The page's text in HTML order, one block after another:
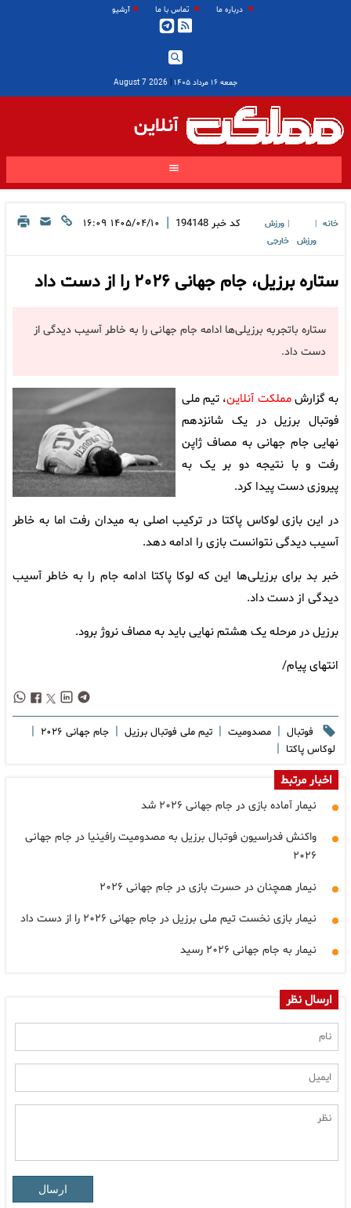
درباره ما تماس با ما آرشیو
جمعه ۱۶ مرداد ۱۴۰۵ |
2026 August 7
آنلاین
خانه
ورزش
ورزش
خارجی
کد خبر 194148
| ۱۴۰۵/۰۴/۱۰ ۱۶:۰۹
ستاره برزیل، جام جهانی ۲۰۲۶ را از دست داد
ستاره باتجربه برزیلی‌ها ادامه جام جهانی را به خاطر آسیب دیدگی از
دست داد.
به گزارشمملکت آنلاین، تیم ملی
فوتبال برزیل در یک شانزدهم
نهایی جام جهانی به مصاف ژاپن
رفت و با نتیجه دو بر یک به
پیروزی دست پیدا کرد.
در این بازی لوکاس پاکتا در ترکیب اصلی به میدان رفت اما به خاطر
آسیب دیدگی نتوانست بازی را ادامه دهد.
خبر بد برای برزیلی‌ها این که لوکا پاکتا ادامه جام را به خاطر آسیب
دیدگی از دست داد.
برزیل در مرحله یک هشتم نهایی باید به مصاف نروژ برود.
انتهای پیام/
فوتبال | مصدومیت | تیم ملی فوتبال برزیل | جام جهانی ۲۰۲۶ |
لوکاس پاکتا |
اخبار مرتبط
نیمار آماده بازی در جام جهانی ۲۰۲۶ شد
واکنش فدراسیون فوتبال برزیل به مصدومیت رافینیا در جام جهانی
۲۰۲۶
نیمار همچنان در حسرت بازی در جام جهانی ۲۰۲۶
نیمار بازی نخست تیم ملی برزیل در جام جهانی ۲۰۲۶ را از دست داد
نیمار به جام جهانی ۲۰۲۶ رسید
ارسال نظر
ارسال